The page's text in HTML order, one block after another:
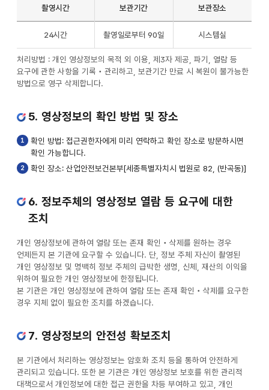
촬영시간,
보관기간,
보관장소
및
처리방법
촬영시간,
보관기간,
보관장소로
나누어져
있습니다.
촬영시간 보관기간 보관장소
24시간 촬영일로부터 90일 시스템실
처리방법 : 개인 영상정보의 목적 외 이용, 제3자 제공, 파기, 열람 등
요구에 관한 사항을 기록‧관리하고, 보관기간 만료 시 복원이 불가능한
방법으로 영구 삭제합니다.
5. 영상정보의 확인 방법 및 장소
1
확인 방법: 접근권한자에게 미리 연락하고 확인 장소로 방문하시면
확인 가능합니다.
2 확인 장소: 산업안전보건본부[세종특별자치시 법원로 82, (반곡동)]
6. 정보주체의 영상정보 열람 등 요구에 대한
조치
개인 영상정보에 관하여 열람 또는 존재 확인‧삭제를 원하는 경우
언제든지 본 기관에 요구할 수 있습니다. 단, 정보 주체 자신이 촬영된
개인 영상정보 및 명백히 정보 주체의 급박한 생명, 신체, 재산의 이익을
위하여 필요한 개인 영상정보에 한정됩니다.
본 기관은 개인 영상정보에 관하여 열람 또는 존재 확인‧삭제를 요구한
경우 지체 없이 필요한 조치를 하겠습니다.
7. 영상정보의 안전성 확보조치
본 기관에서 처리하는 영상정보는 암호화 조치 등을 통하여 안전하게
관리되고 있습니다. 또한 본 기관은 개인 영상정보 보호를 위한 관리적
대책으로서 개인정보에 대한 접근 권한을 차등 부여하고 있고, 개인